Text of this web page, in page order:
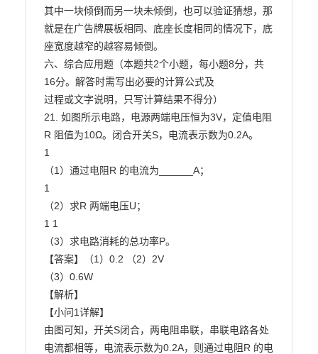
其中一块倾倒而另一块未倾倒，也可以验证猜想，那
就是在广告牌展板相同、底座长度相同的情况下，底
座宽度越窄的越容易倾倒。
六、综合应用题（本题共2个小题，每小题8分，共
16分。解答时需写出必要的计算公式及
过程或文字说明，只写计算结果不得分）
21. 如图所示电路，电源两端电压恒为3V，定值电阻
R 阻值为10Ω。闭合开关S，电流表示数为0.2A。
1
（1）通过电阻R 的电流为______A；
1
（2）求R 两端电压U；
1 1
（3）求电路消耗的总功率P。
【答案】（1）0.2 （2）2V
（3）0.6W
【解析】
【小问1详解】
由图可知，开关S闭合，两电阻串联，串联电路各处
电流都相等，电流表示数为0.2A，则通过电阻R 的电